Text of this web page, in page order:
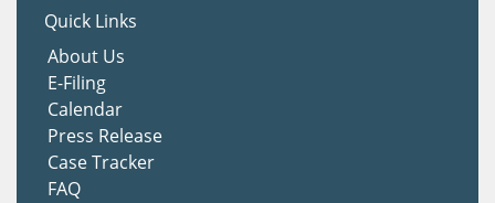
Quick Links
About Us
E-Filing
Calendar
Press Release
Case Tracker
FAQ